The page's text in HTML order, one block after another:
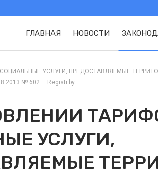
ГЛАВНАЯ НОВОСТИ
УСЛУГИ, ПРЕДОСТАВЛЯЕМЫЕ
№ 602 — Registr.by
УСЛУГИ,